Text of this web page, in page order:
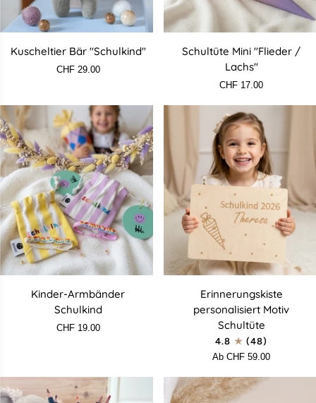
Kuscheltier
"Schulkind"
Kuscheltier Bär "Schulkind"
CHF 29.00
Schultüte
Lachs"
Schultüte Mini "Flieder /
Lachs"
CHF 17.00
Kinder-
Armbänder
Kinder-Armbänder
Schulkind
CHF 19.00
Erinnerungskiste
Motiv
Erinnerungskiste
personalisiert Motiv
Schultüte
4.8
(48)
Ab CHF 59.00